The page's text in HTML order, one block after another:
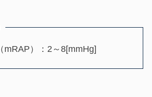
mRAP）：2～8[mmHg]